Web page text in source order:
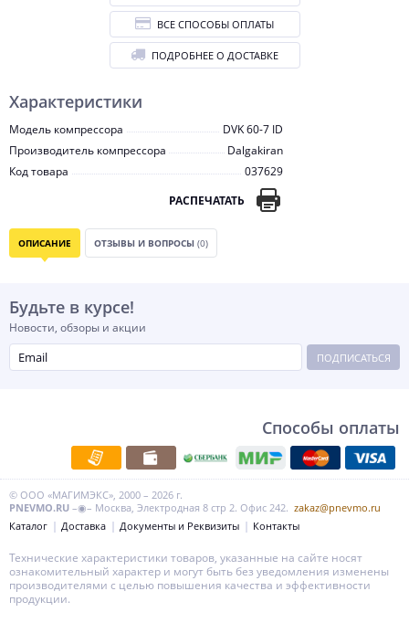
Характеристики
Модель компрессора
DVK 60-7 ID
Производитель компрессора
Dalgakiran
Код товара
037629
РАСПЕЧАТАТЬ
ВСЕ СПОСОБЫ ОПЛАТЫ
ПОДРОБНЕЕ О ДОСТАВКЕ
ОПИСАНИЕ ОТЗЫВЫ И ВОПРОСЫ (0)
Будьте в курсе!
Новости, обзоры и акции
ПОДПИСАТЬСЯ
Способы оплаты
© ООО «МАГИМЭКС», 2000 – 2026 г.
PNEVMO.RU –◉– Москва, Электродная 8 стр 2. Офис 242. zakaz@pnevmo.ru
Каталог
Доставка Документы и Реквизиты Контакты
Технические характеристики товаров, указанные на сайте носят
ознакомительный характер и могут быть без уведомления изменены
производителями с целью повышения качества и эффективности
продукции.